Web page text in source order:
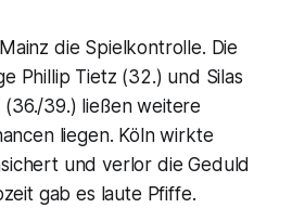
die Spielkontrolle. Die
Phillip Tietz (32.) und Silas
39.) ließen weitere
liegen. Köln wirkte
und verlor die Geduld
gab es laute Pfiffe.